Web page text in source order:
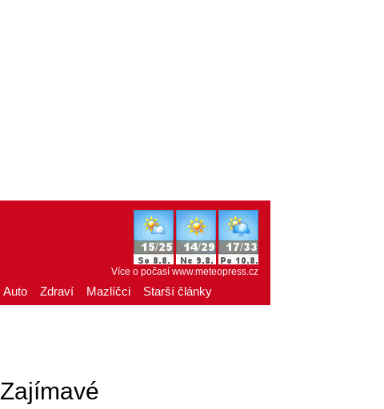
Více o počasí www.meteopress.cz
Auto Zdraví Mazlíčci Starší články
Zajímavé